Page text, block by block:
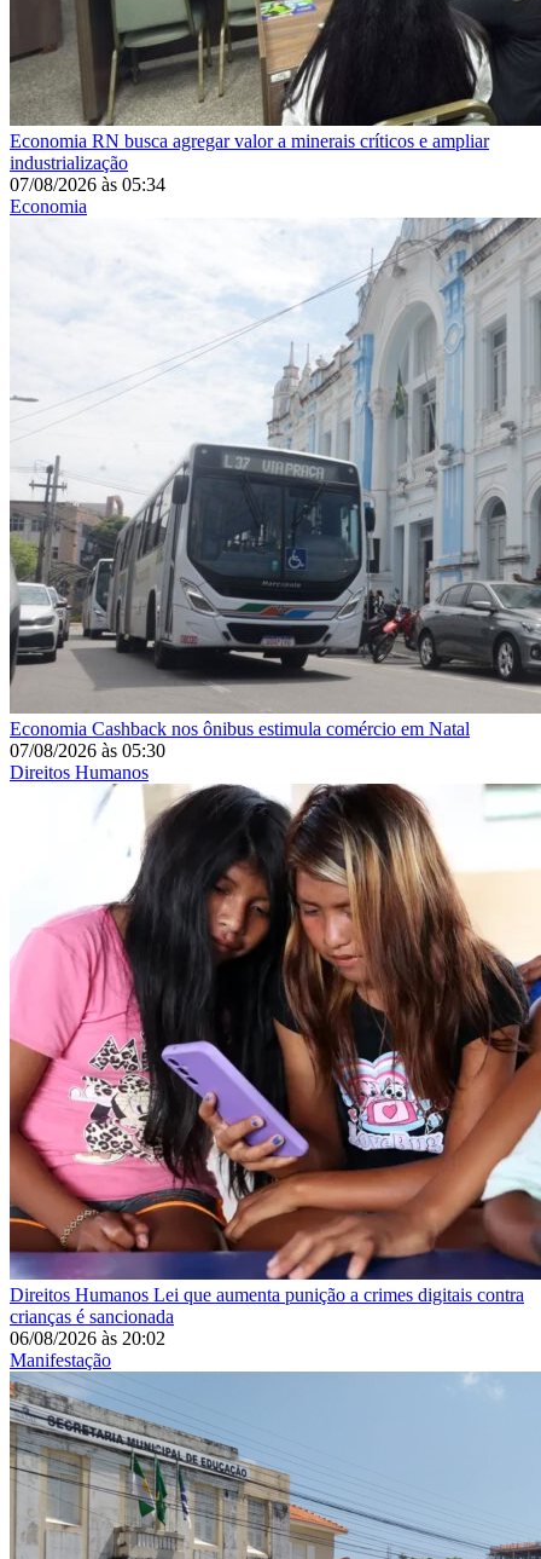
Economia RN busca agregar valor a minerais críticos e ampliar
industrialização
07/08/2026 às 05:34
Economia
Economia Cashback nos ônibus estimula comércio em Natal
07/08/2026 às 05:30
Direitos Humanos
Direitos Humanos Lei que aumenta punição a crimes digitais contra
crianças é sancionada
06/08/2026 às 20:02
Manifestação